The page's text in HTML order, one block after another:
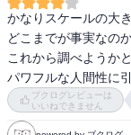
かなりスケールの大き
どこまでが事実なの
これから調べようか
パワフルな人間性に
ブクログレビューは
いいねできません